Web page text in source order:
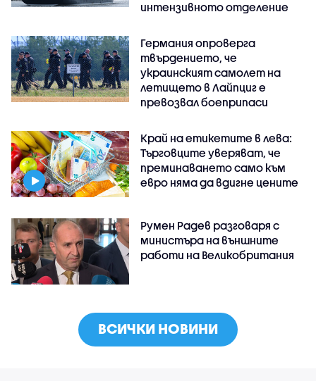
интензивното отделение
Германия опроверга
твърдението, че
украинският самолет на
летището в Лайпциг е
превозвал боеприпаси
Край на етикетите в лева:
Търговците уверяват, че
преминаването само към
евро няма да вдигне цените
Румен Радев разговаря с
министъра на външните
работи на Великобритания
ВСИЧКИ НОВИНИ